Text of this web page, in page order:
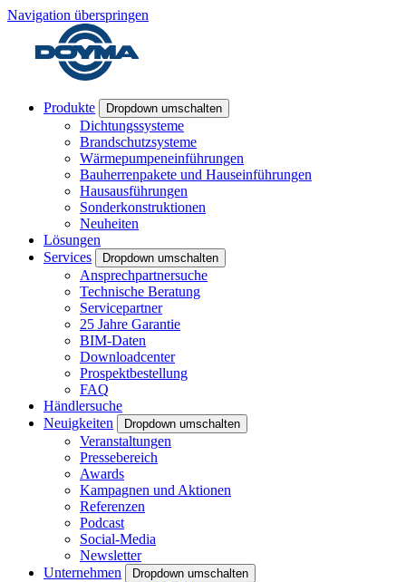
Navigation überspringen
Produkte Dropdown umschalten
Dichtungssysteme
Brandschutzsysteme
Wärmepumpeneinführungen
Bauherrenpakete und Hauseinführungen
Hausausführungen
Sonderkonstruktionen
Neuheiten
Lösungen
Services
Dropdown umschalten
Ansprechpartnersuche
Technische Beratung
Servicepartner
25 Jahre Garantie
BIM-Daten
Downloadcenter
Prospektbestellung
FAQ
Händlersuche
Neuigkeiten
Dropdown umschalten
Veranstaltungen
Pressebereich
Awards
Kampagnen und Aktionen
Referenzen
Podcast
Social-Media
Newsletter
Unternehmen
Dropdown umschalten